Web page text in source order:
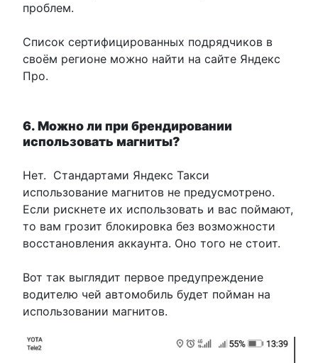
проблем.
Список сертифицированных подрядчиков в
своём регионе можно найти на сайте Яндекс
Про.
6. Можно ли при брендировании
использовать магниты?
Нет. Стандартами Яндекс Такси
использование магнитов не предусмотрено.
Если рискнете их использовать и вас поймают,
то вам грозит блокировка без возможности
восстановления аккаунта. Оно того не стоит.
Вот так выглядит первое предупреждение
водителю чей автомобиль будет пойман на
использовании магнитов.